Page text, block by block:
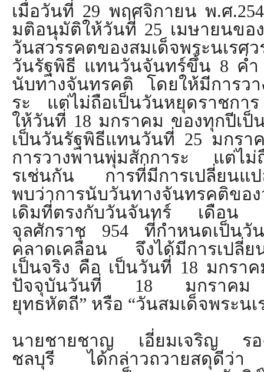
เมื่อวันที่ 29 พฤศจิกายน พ.ศ.
มติอนุมัติให้วันที่ 25 เมษายนข
วันสวรรคตของสมเด็จพระนเรศ
วันรัฐพิธี แทนวันจันทร์ขึ้น 8 ค่
นับทางจันทรคติ โดยให้มีการวา
ระ แต่ไม่ถือเป็นวันหยุดราชกา
ให้วันที่ 18 มกราคม ของทุกปีเ
เป็นวันรัฐพิธีแทนวันที่ 25 มกรา
การวางพานพุ่มสักการะ แต่ไม่
รเช่นกัน การที่มีการเปลี่ยนแป
พบว่าการนับวันทางจันทรคติของ
เดิมที่ตรงกับวันจันทร์ เดือ
จุลศักราช 954 ที่กำหนดเป็น
คลาดเคลื่อน จึงได้มีการเปลี่ย
เป็นจริง คือ เป็นวันที่ 18 มกรา
ปัจจุบันวันที่ 18 มกราค
ยุทธหัตถี” หรือ “วันสมเด็จพระน
นายชายชาญ เอี่ยมเจริญ รอง
ชลบุรี ได้กล่าวถวายสดุดีว่า